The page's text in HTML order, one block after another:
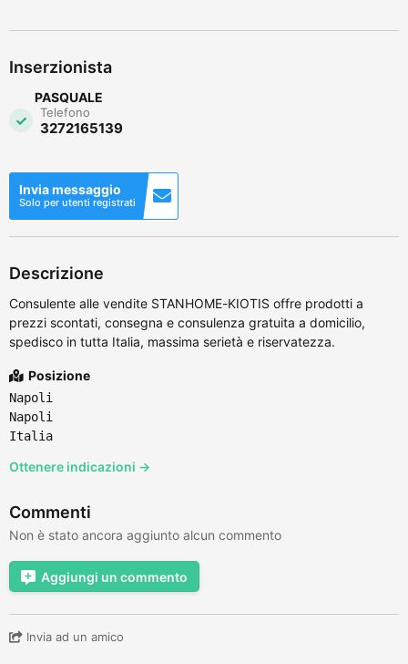
Inserzionista
PASQUALE
Telefono
3272165139
Invia messaggio
Solo per utenti registrati
Descrizione
Consulente alle vendite STANHOME-KIOTIS offre prodotti a
prezzi scontati, consegna e consulenza gratuita a domicilio,
spedisco in tutta Italia, massima serietà e riservatezza.
Posizione
Napoli
Napoli
Italia
Ottenere indicazioni →
Commenti
Non è stato ancora aggiunto alcun commento
Aggiungi un commento
Invia ad un amico